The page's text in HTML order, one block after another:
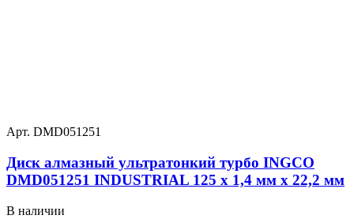
Арт. DMD051251
Диск алмазный ультратонкий турбо INGCO
DMD051251 INDUSTRIAL 125 х 1,4 мм x 22,2 мм
В наличии